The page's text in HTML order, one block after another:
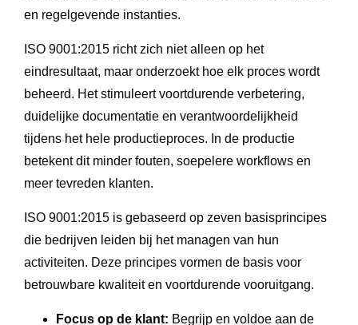
en regelgevende instanties.
ISO 9001:2015 richt zich niet alleen op het
eindresultaat, maar onderzoekt hoe elk proces wordt
beheerd. Het stimuleert voortdurende verbetering,
duidelijke documentatie en verantwoordelijkheid
tijdens het hele productieproces. In de productie
betekent dit minder fouten, soepelere workflows en
meer tevreden klanten.
ISO 9001:2015 is gebaseerd op zeven basisprincipes
die bedrijven leiden bij het managen van hun
activiteiten. Deze principes vormen de basis voor
betrouwbare kwaliteit en voortdurende vooruitgang.
Focus op de klant: Begrijp en voldoe aan de